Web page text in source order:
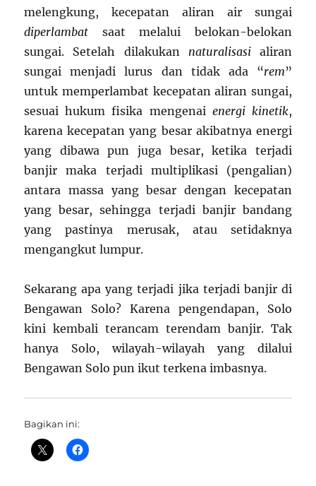
melengkung, kecepatan aliran air sungai
diperlambat saat melalui belokan-belokan
sungai. Setelah dilakukan naturalisasialiran
sungai menjadi lurus dan tidak ada “rem”
untuk memperlambat kecepatan aliran sungai,
sesuai hukum fisika mengenai energi kinetik,
karena kecepatan yang besar akibatnya energi
yang dibawa pun juga besar, ketika terjadi
banjir maka terjadi multiplikasi (pengalian)
antara massa yang besar dengan kecepatan
yang besar, sehingga terjadi banjir bandang
yang pastinya merusak, atau setidaknya
mengangkut lumpur.
Sekarang apa yang terjadi jika terjadi banjir di
Bengawan Solo? Karena pengendapan, Solo
kini kembali terancam terendam banjir. Tak
hanya Solo, wilayah-wilayah yang dilalui
Bengawan Solo pun ikut terkena imbasnya.
Bagikan ini: